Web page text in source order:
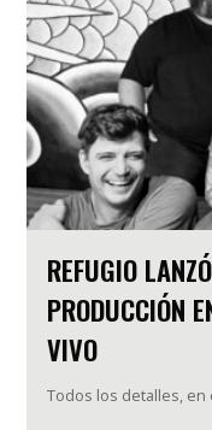
REFUGIO
PRODUCCIÓN
VIVO
Todos los detalles, en